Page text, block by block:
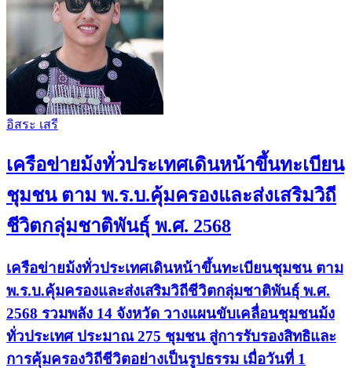
อิสระ เสรี
เครือข่ายม้งทั่วประเทศเดินหน้าขึ้นทะเบียน
ชุมชน ตาม พ.ร.บ.คุ้มครองและส่งเสริมวิถี
ชีวิตกลุ่มชาติพันธุ์ พ.ศ. 2568
เครือข่ายม้งทั่วประเทศเดินหน้าขึ้นทะเบียนชุมชน ตาม
พ.ร.บ.คุ้มครองและส่งเสริมวิถีชีวิตกลุ่มชาติพันธุ์ พ.ศ.
2568 รวมพลัง 14 จังหวัด วางแผนขับเคลื่อนชุมชนม้ง
ทั่วประเทศ ประมาณ 275 ชุมชน สู่การรับรองสิทธิและ
การคุ้มครองวิถีชีวิตอย่างเป็นรูปธรรม เมื่อวันที่ 1